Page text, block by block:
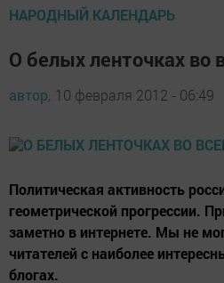
НАРОДНЫЙ КАЛЕНДАРЬ
О белых ленточках во
автор, 10 февраля 2012 - 06:49
Политическая активность
геометрической прогрессии.
заметно в интернете. Мы не
читателей с наиболее
блогах.